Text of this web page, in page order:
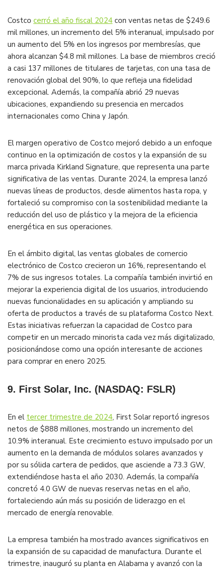
Costco cerró el año fiscal 2024 con ventas netas de $249.6
mil millones, un incremento del 5% interanual, impulsado por
un aumento del 5% en los ingresos por membresías, que
ahora alcanzan $4.8 mil millones. La base de miembros creció
a casi 137 millones de titulares de tarjetas, con una tasa de
renovación global del 90%, lo que refleja una fidelidad
excepcional. Además, la compañía abrió 29 nuevas
ubicaciones, expandiendo su presencia en mercados
internacionales como China y Japón​.
El margen operativo de Costco mejoró debido a un enfoque
continuo en la optimización de costos y la expansión de su
marca privada Kirkland Signature, que representa una parte
significativa de las ventas. Durante 2024, la empresa lanzó
nuevas líneas de productos, desde alimentos hasta ropa, y
fortaleció su compromiso con la sostenibilidad mediante la
reducción del uso de plástico y la mejora de la eficiencia
energética en sus operaciones​.
En el ámbito digital, las ventas globales de comercio
electrónico de Costco crecieron un 16%, representando el
7% de sus ingresos totales. La compañía también invirtió en
mejorar la experiencia digital de los usuarios, introduciendo
nuevas funcionalidades en su aplicación y ampliando su
oferta de productos a través de su plataforma Costco Next.
Estas iniciativas refuerzan la capacidad de Costco para
competir en un mercado minorista cada vez más digitalizado,
posicionándose como una opción interesante de acciones
para comprar en enero 2025​.
9. First Solar, Inc. (NASDAQ: FSLR)
En el tercer trimestre de 2024, First Solar reportó ingresos
netos de $888 millones, mostrando un incremento del
10.9% interanual. Este crecimiento estuvo impulsado por un
aumento en la demanda de módulos solares avanzados y
por su sólida cartera de pedidos, que asciende a 73.3 GW,
extendiéndose hasta el año 2030. Además, la compañía
concretó 4.0 GW de nuevas reservas netas en el año,
fortaleciendo aún más su posición de liderazgo en el
mercado de energía renovable​.
La empresa también ha mostrado avances significativos en
la expansión de su capacidad de manufactura. Durante el
trimestre, inauguró su planta en Alabama y avanzó con la